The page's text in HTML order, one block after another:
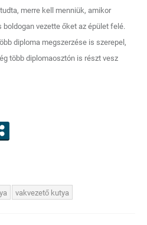
merre kell menniük, amikor
vezette őket az épület felé.
diploma megszerzése is szerepel,
több diplomaosztón is részt vesz
vakvezető kutya